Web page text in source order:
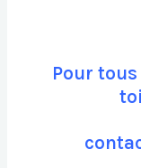
Pour